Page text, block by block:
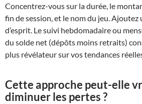
Concentrez-vous sur la durée, le
fin de session, et le nom du jeu.
d’esprit. Le suivi hebdomadaire ou
du solde net (dépôts moins retraits)
plus révélateur sur vos tendances
Cette approche peut-elle
diminuer les pertes ?